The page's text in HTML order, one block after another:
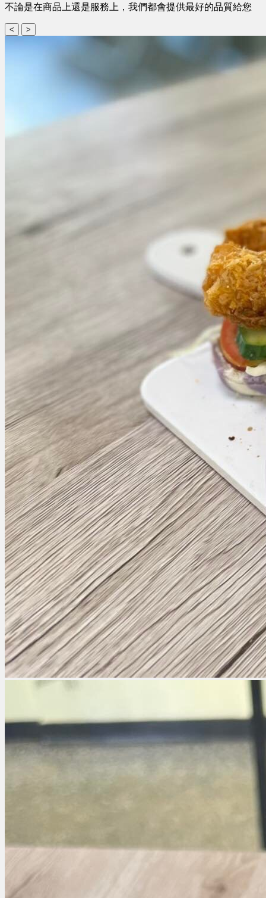
不論是在商品上還是服務上，我們都會提供最好的品質給您
< >